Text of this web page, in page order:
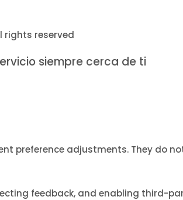
rights reserved
siempre cerca de ti
preference adjustments. They do
feedback, and enabling third-